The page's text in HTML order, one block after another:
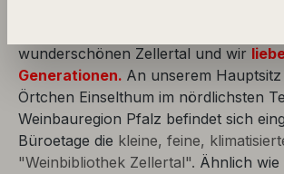
wunderschönen Zellertal und wir
Generationen. An unserem
Örtchen Einselthum im nördlichsten
Weinbauregion Pfalz befindet sich
Büroetage die kleine, feine,
"Weinbibliothek Zellertal". Ähnlich wie